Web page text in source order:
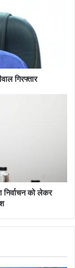
गिरफ्तार
निर्वाचन को लेकर